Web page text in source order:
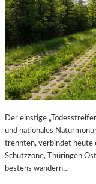
Der einstige
und nationales
trennten, verbindet heute
Schutzzone, Thüringen
bestens wandern…